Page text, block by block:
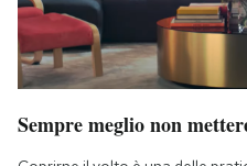
Sempre meglio non